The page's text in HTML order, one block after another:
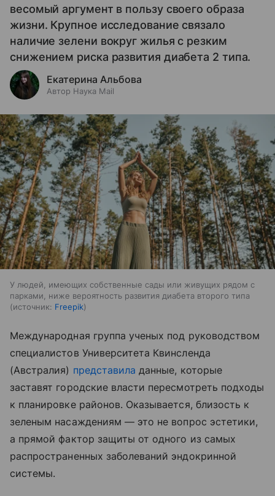
весомый аргумент в пользу своего образа
жизни. Крупное исследование связало
наличие зелени вокруг жилья с резким
снижением риска развития диабета 2 типа.
Екатерина Альбова
Автор Наука Mail
У людей, имеющих собственные сады или живущих рядом с
парками, ниже вероятность развития диабета второго типа
источник: Freepik
Международная группа ученых под руководством
специалистов Университета Квинсленда
(Австралия) представила данные, которые
заставят городские власти пересмотреть подходы
к планировке районов. Оказывается, близость к
зеленым насаждениям — это не вопрос эстетики,
а прямой фактор защиты от одного из самых
распространенных заболеваний эндокринной
системы.